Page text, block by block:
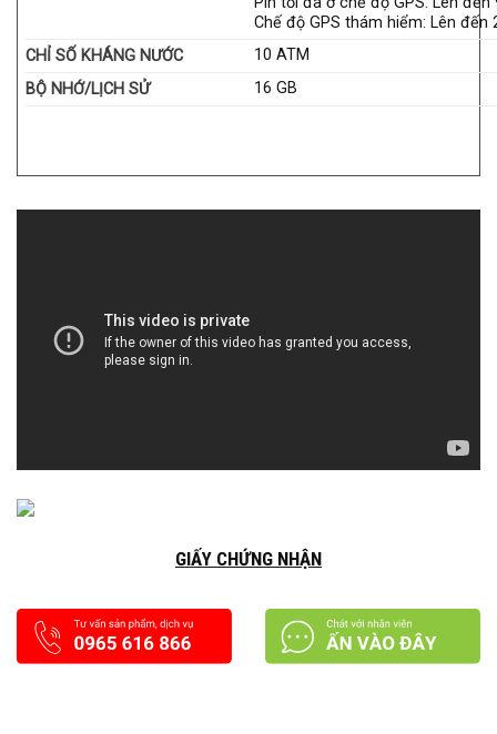
Chế độ GPS thám hiểm: Lên đến
CHỈ SỐ KHÁNG NƯỚC
10 ATM
BỘ NHỚ/LỊCH SỬ
16 GB
GIẤY CHỨNG NHẬN